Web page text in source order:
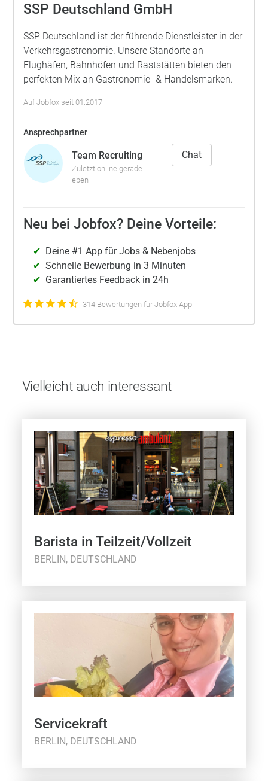
SSP Deutschland GmbH
SSP Deutschland ist der führende Dienstleister in der
Verkehrsgastronomie. Unsere Standorte an
Flughäfen, Bahnhöfen und Raststätten bieten den
perfekten Mix an Gastronomie- & Handelsmarken.
Auf Jobfox seit 01.2017
Ansprechpartner
Team Recruiting
Zuletzt online gerade
eben
Chat
Neu bei Jobfox? Deine Vorteile:
Deine #1 App für Jobs & Nebenjobs
Schnelle Bewerbung in 3 Minuten
Garantiertes Feedback in 24h
314 Bewertungen für Jobfox App
Vielleicht auch interessant
Barista in Teilzeit/Vollzeit
BERLIN, DEUTSCHLAND
Servicekraft
BERLIN, DEUTSCHLAND